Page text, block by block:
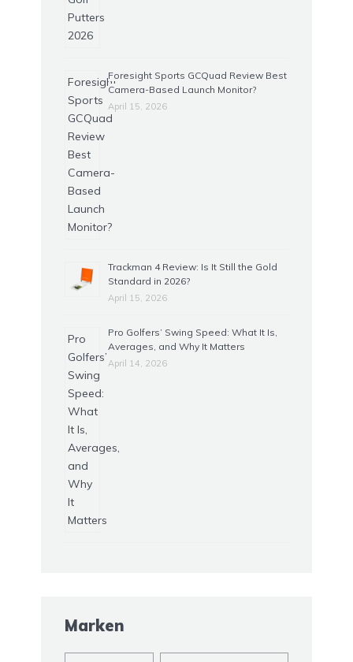
Foresight Sports GCQuad Review Best
Camera-Based Launch Monitor?
April 15, 2026
Trackman 4 Review: Is It Still the Gold
Standard in 2026?
April 15, 2026
Pro Golfers’ Swing Speed: What It Is,
Averages, and Why It Matters
April 14, 2026
Marken